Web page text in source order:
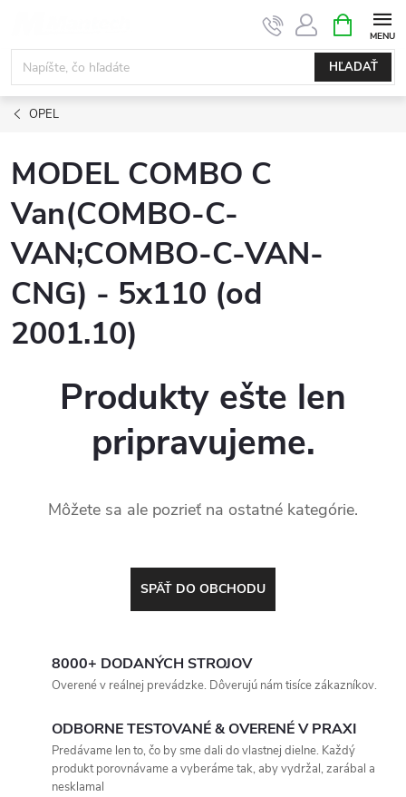
obsah
HĽADAŤ
KOŠÍK
OPEL
MODEL COMBO C
Van(COMBO-C-
VAN;COMBO-C-VAN-
CNG) - 5x110 (od
2001.10)
Produkty ešte len
pripravujeme.
Môžete sa ale pozrieť na ostatné kategórie.
SPÄŤ DO OBCHODU
8000+ DODANÝCH STROJOV
Overené v reálnej prevádzke. Dôverujú nám tisíce zákazníkov.
ODBORNE TESTOVANÉ & OVERENÉ V PRAXI
Predávame len to, čo by sme dali do vlastnej dielne. Každý
produkt porovnávame a vyberáme tak, aby vydržal, zarábal a
nesklamal